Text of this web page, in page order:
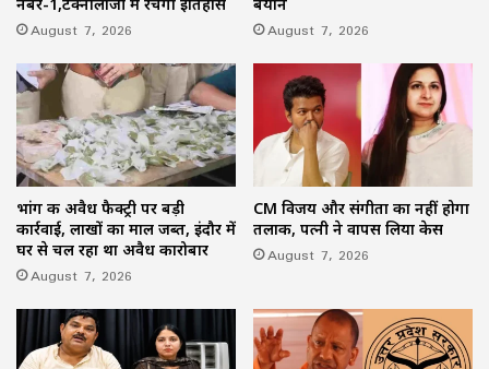
August 7, 2026 August 7, 2026
भांग की अवैध फैक्ट्री पर बड़ी
कार्रवाई, लाखों का माल जब्त, इंदौर में
घर से चल रहा था अवैध कारोबार
August 7, 2026
CM विजय और संगीता का नहीं होगा
तलाक, पत्नी ने वापस लिया केस
August 7, 2026